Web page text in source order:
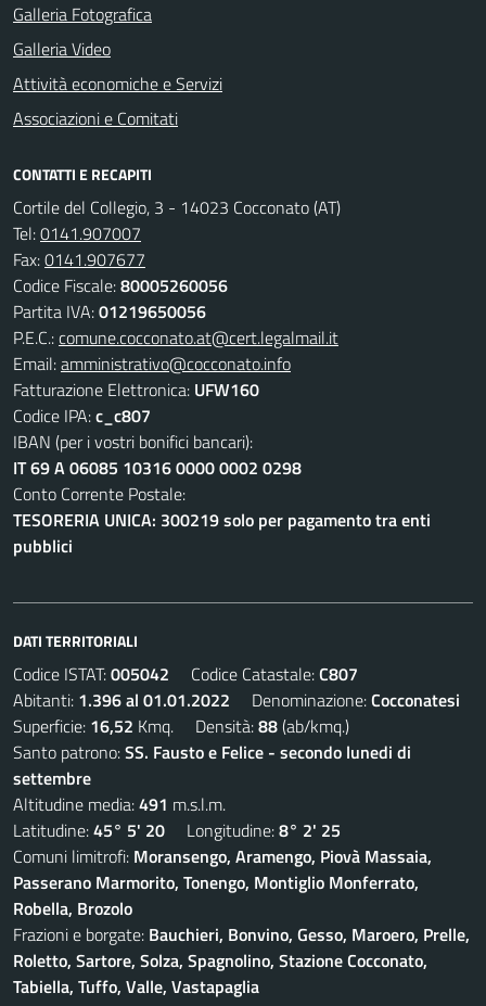
Galleria Fotografica
Galleria Video
Attività economiche e Servizi
Associazioni e Comitati
CONTATTI E RECAPITI
Cortile del Collegio, 3 - 14023 Cocconato (AT)
Tel:0141.907007
Fax:0141.907677
Codice Fiscale:80005260056
Partita IVA:01219650056
P.E.C.:comune.cocconato.at@cert.legalmail.it
Email:amministrativo@cocconato.info
Fatturazione Elettronica: UFW160
Codice IPA:c_c807
IBAN (per i vostri bonifici bancari):
IT 69 A 06085 10316 0000 0002 0298
Conto Corrente Postale:
TESORERIA UNICA: 300219 solo per pagamento tra enti
pubblici
DATI TERRITORIALI
Codice ISTAT:005042 Codice Catastale:C807
Abitanti: 1.396 al 01.01.2022 Denominazione:Cocconatesi
Superficie: 16,52 Kmq. Densità:88(ab/kmq.)
Santo patrono:SS. Fausto e Felice - secondo lunedi di
settembre
Altitudine media:491 m.s.l.m.
Latitudine:45° 5' 20 Longitudine:8° 2' 25
Comuni limitrofi: Moransengo, Aramengo, Piovà Massaia,
Passerano Marmorito, Tonengo, Montiglio Monferrato,
Robella, Brozolo
Frazioni e borgate: Bauchieri, Bonvino, Gesso, Maroero, Prelle,
Roletto, Sartore, Solza, Spagnolino, Stazione Cocconato,
Tabiella, Tuffo, Valle, Vastapaglia